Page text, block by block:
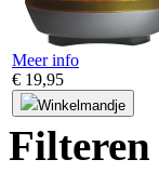
Meer info
€ 19,95
Winkelmandje
Filteren